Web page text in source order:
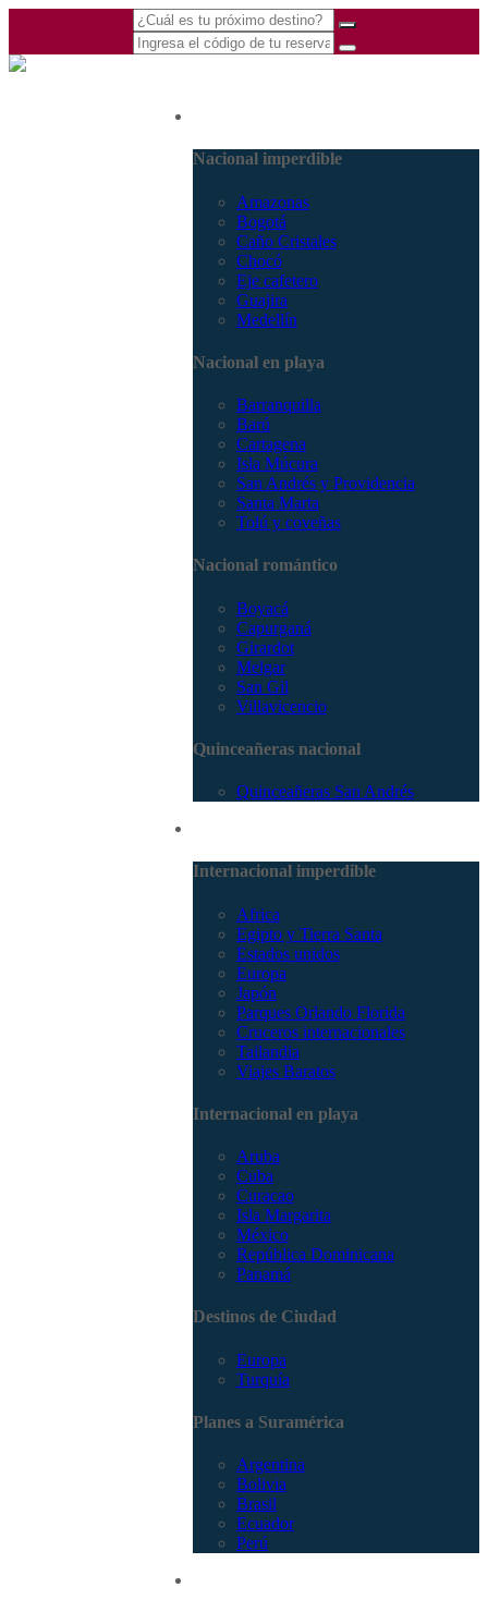
Nacional imperdible
Amazonas
Bogotá
Caño Cristales
Chocó
Eje cafetero
Guajira
Medellín
Nacional en playa
Barranquilla
Barú
Cartagena
Isla Múcura
San Andrés y Providencia
Santa Marta
Tolú y coveñas
Nacional romántico
Boyacá
Capurganá
Girardot
Melgar
San Gil
Villavicencio
Quinceañeras nacional
Quinceañeras San Andrés
Internacional imperdible
Africa
Egipto y Tierra Santa
Estados unidos
Europa
Japón
Parques Orlando Florida
Cruceros internacionales
Tailandia
Viajes Baratos
Internacional en playa
Aruba
Cuba
Curacao
Isla Margarita
México
República Dominicana
Panamá
Destinos de Ciudad
Europa
Turquía
Planes a Suramérica
Argentina
Bolivia
Brasil
Ecuador
Perú